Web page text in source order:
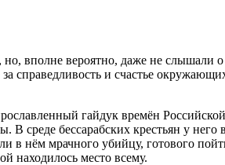
вполне вероятно, даже не слышали
справедливость и счастье
гайдук времён
бессарабских крестьян у него
в нём мрачного убийцу, готового
находилось место всему.